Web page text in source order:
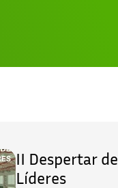
II Despertar de
Líderes